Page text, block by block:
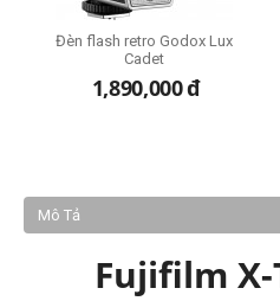
Đèn flash retro Godox Lux
Cadet
1,890,000đ
Mô Tả
Fujifilm X-